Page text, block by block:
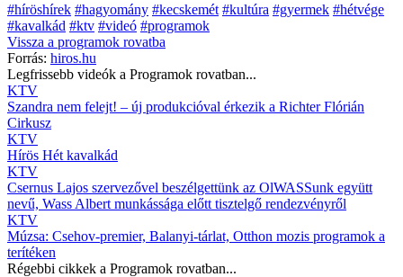
#híröshírek #hagyomány #kecskemét #kultúra #gyermek #hétvége
#kavalkád #ktv #videó #programok
Vissza a programok rovatba
Forrás: hiros.hu
Legfrissebb videók a Programok rovatban...
KTV
Szandra nem felejt! – új produkcióval érkezik a Richter Flórián
Cirkusz
KTV
Hírös Hét kavalkád
KTV
Csernus Lajos szervezővel beszélgettünk az OlWASSunk együtt
nevű, Wass Albert munkássága előtt tisztelgő rendezvényről
KTV
Múzsa: Csehov-premier, Balanyi-tárlat, Otthon mozis programok a
terítéken
Régebbi cikkek a Programok rovatban...